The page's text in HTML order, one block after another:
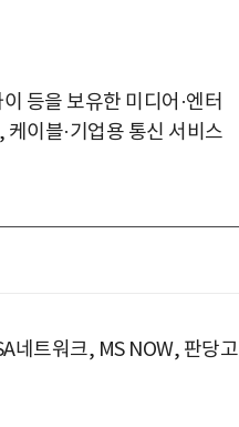
등을 보유한 미디어·엔터
이블·기업용 통신 서비스
네트워크, MS NOW, 판당고